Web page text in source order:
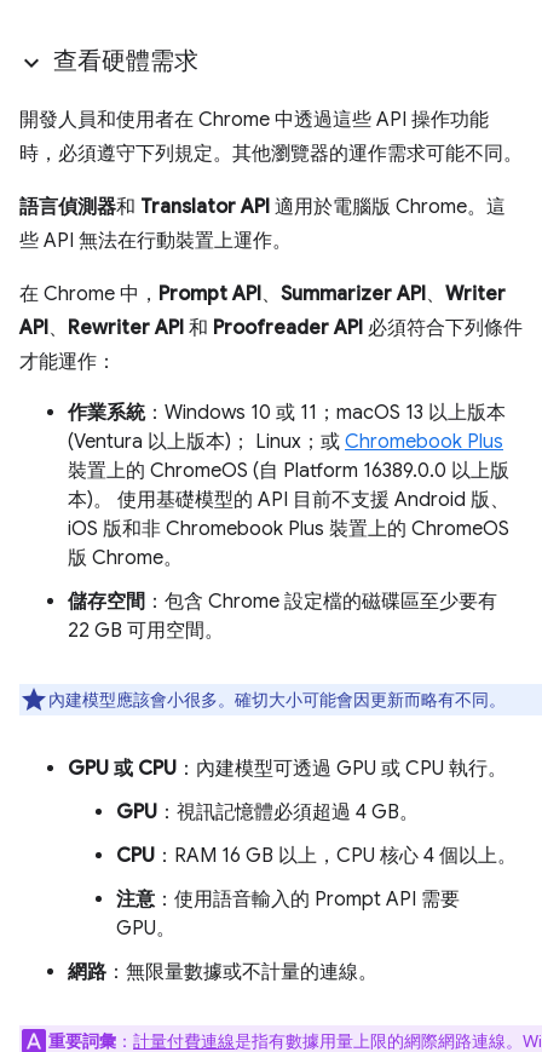
查看硬體需求
開發人員和使用者在 Chrome 中透過這些 API 操作功能
時，必須遵守下列規定。其他瀏覽器的運作需求可能不同。
語言偵測器和 Translator API 適用於電腦版 Chrome。這
些 API 無法在行動裝置上運作。
在 Chrome 中， Prompt API、 Summarizer API、 Writer
API、 Rewriter API 和 Proofreader API 必須符合下列條件
才能運作：
作業系統：Windows 10 或 11；macOS 13 以上版本
(Ventura 以上版本)； Linux；或 Chromebook Plus
裝置上的 ChromeOS (自 Platform 16389.0.0 以上版
本)。 使用基礎模型的 API 目前不支援 Android 版、
iOS 版和非 Chromebook Plus 裝置上的 ChromeOS
版 Chrome。
儲存空間 ：包含 Chrome 設定檔的磁碟區至少要有
22 GB 可用空間。
內建模型應該會小很多。確切大小可能會因更新而略有不同。
GPU 或 CPU ：內建模型可透過 GPU 或 CPU 執行。
GPU ：視訊記憶體必須超過 4 GB。
CPU ：RAM 16 GB 以上，CPU 核心 4 個以上。
注意：使用語音輸入的 Prompt API 需要
GPU。
網路 ：無限量數據或不計量的連線。
重要詞彙 ： 計量付費連線是指有數據用量上限的網際網路連線。